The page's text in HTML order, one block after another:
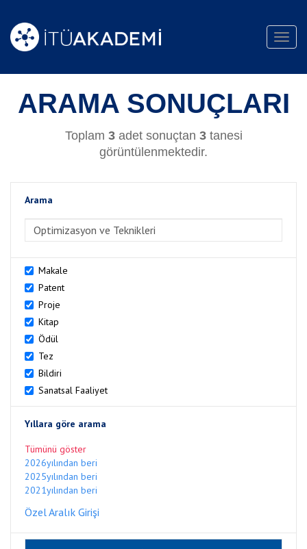
ARAMA SONUÇLARI
Toplam 3adet sonuçtan 3tanesi
görüntülenmektedir.
Arama
>Arama
Makale
Patent
Proje
Kitap
Ödül
Tez
Bildiri
Sanatsal Faaliyet
Yıllara göre arama
Tümünü göster
2026yılından beri
2025yılından beri
2021yılından beri
Özel Aralık Girişi